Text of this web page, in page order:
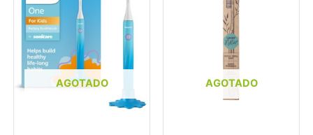
AGOTADO AGOTADO